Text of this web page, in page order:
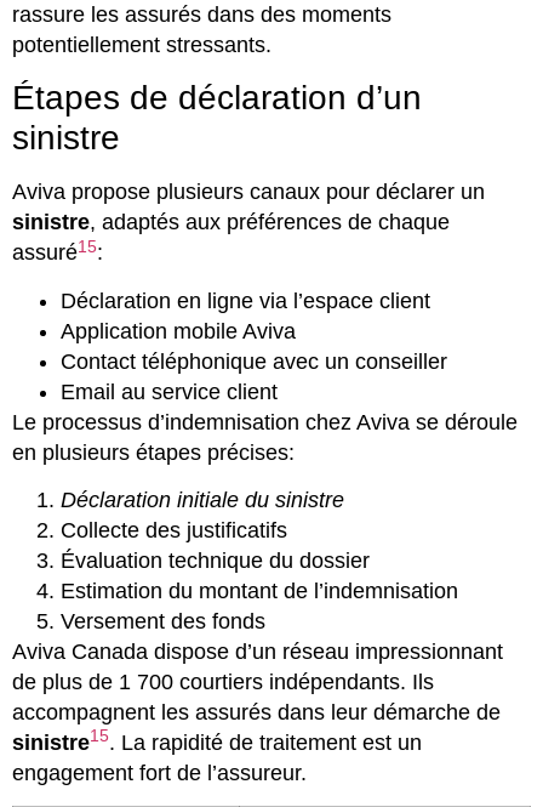
rassure les assurés dans des moments
potentiellement stressants.
Étapes de déclaration d’un
sinistre
Aviva propose plusieurs canaux pour déclarer un
sinistre, adaptés aux préférences de chaque
assuré15:
Déclaration en ligne via l’espace client
Application mobile Aviva
Contact téléphonique avec un conseiller
Email au service client
Le processus d’indemnisation chez Aviva se déroule
en plusieurs étapes précises:
Déclaration initiale du sinistre
Collecte des justificatifs
Évaluation technique du dossier
Estimation du montant de l’indemnisation
Versement des fonds
Aviva Canada dispose d’un réseau impressionnant
de plus de 1 700 courtiers indépendants. Ils
accompagnent les assurés dans leur démarche de
sinistre15. La rapidité de traitement est un
engagement fort de l’assureur.